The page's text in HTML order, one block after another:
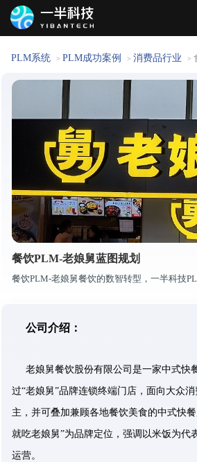
PLM系统 > PLM成功案例 > 消费品行业 >
餐饮PLM-老娘舅蓝图规划
餐饮PLM-老娘舅餐饮的数智转型，一半科技
公司介绍：
老娘舅餐饮股份有限公司是一家中式快
过“老娘舅”品牌连锁终端门店，面向大众
主，并可叠加兼顾各地餐饮美食的中式快餐
就吃老娘舅”为品牌定位，强调以米饭为代
运营。